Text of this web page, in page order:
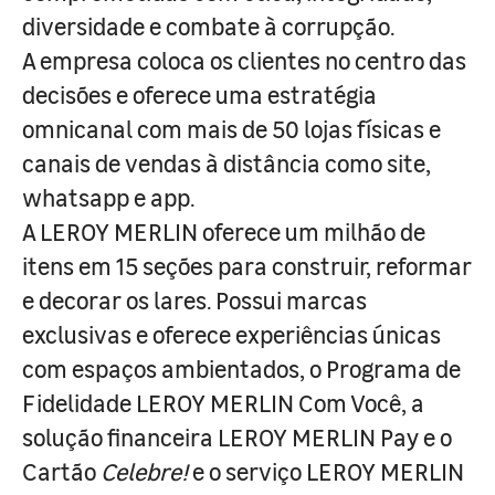
diversidade e combate à corrupção.
A empresa coloca os clientes no centro das
decisões e oferece uma estratégia
omnicanal com mais de 50 lojas físicas e
canais de vendas à distância como site,
whatsapp e app.
A LEROY MERLIN oferece um milhão de
itens em 15 seções para construir, reformar
e decorar os lares. Possui marcas
exclusivas e oferece experiências únicas
com espaços ambientados, o Programa de
Fidelidade LEROY MERLIN Com Você, a
solução financeira LEROY MERLIN Pay e o
Cartão Celebre!e o serviço LEROY MERLIN